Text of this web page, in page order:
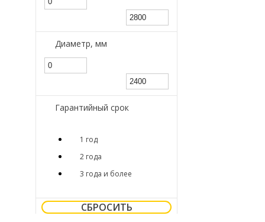
Диаметр, мм
Гарантийный срок
1 год
2 года
3 года и более
СБРОСИТЬ